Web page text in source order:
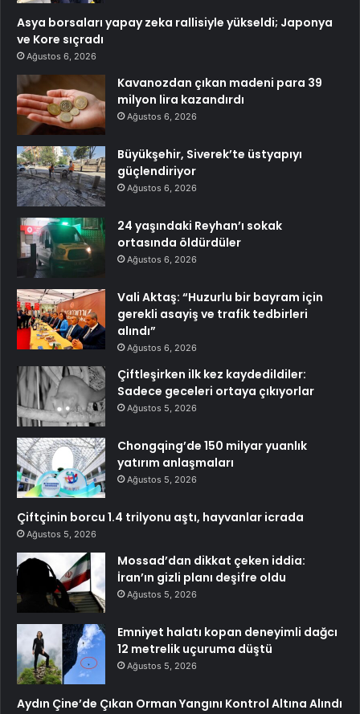
Asya borsaları yapay zeka rallisiyle yükseldi; Japonya
ve Kore sıçradı
Ağustos 6, 2026
Kavanozdan çıkan madeni para 39
milyon lira kazandırdı
Ağustos 6, 2026
Büyükşehir, Siverek’te üstyapıyı
güçlendiriyor
Ağustos 6, 2026
24 yaşındaki Reyhan’ı sokak
ortasında öldürdüler
Ağustos 6, 2026
Vali Aktaş: “Huzurlu bir bayram için
gerekli asayiş ve trafik tedbirleri
alındı”
Ağustos 6, 2026
Çiftleşirken ilk kez kaydedildiler:
Sadece geceleri ortaya çıkıyorlar
Ağustos 5, 2026
Chongqing’de 150 milyar yuanlık
yatırım anlaşmaları
Ağustos 5, 2026
Çiftçinin borcu 1.4 trilyonu aştı, hayvanlar icrada
Ağustos 5, 2026
Mossad’dan dikkat çeken iddia:
İran’ın gizli planı deşifre oldu
Ağustos 5, 2026
Emniyet halatı kopan deneyimli dağcı
12 metrelik uçuruma düştü
Ağustos 5, 2026
Aydın Çine’de Çıkan Orman Yangını Kontrol Altına Alındı